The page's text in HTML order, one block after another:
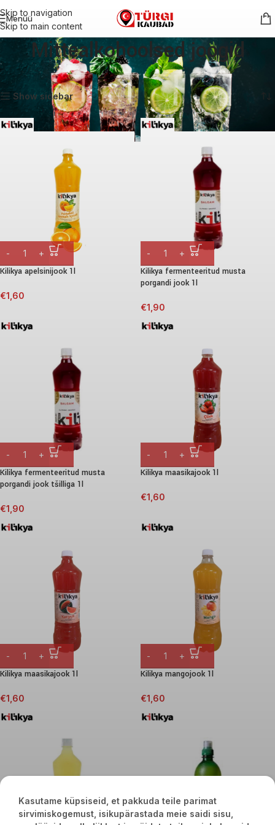
Skip to navigation
Skip to main content
Menüü
Mittealkohoolsed joogid
Esileht Joogid Mittealkohoolsed joogid Kuvatakse kõik 8 tulemust
Show sidebar
Kilikya apelsinijook 1l
€1,60
Kilikya fermenteeritud musta
porgandi jook 1l
€1,90
Kilikya fermenteeritud musta
porgandi jook tšilliga 1l
€1,90
Kilikya maasikajook 1l
€1,60
Kilikya maasikajook 1l
€1,60
Kilikya mangojook 1l
€1,60
Kasutame küpsiseid, et pakkuda teile parimat
sirvimiskogemust, isikupärastada meie saidi sisu,